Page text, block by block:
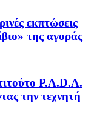
εκπτώσεις
της αγοράς
P.A.D.A.
την τεχνητή